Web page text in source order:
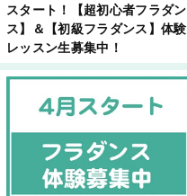
スタート！【超初心者フラダン
ス】＆【初級フラダンス】体験
レッスン生募集中！